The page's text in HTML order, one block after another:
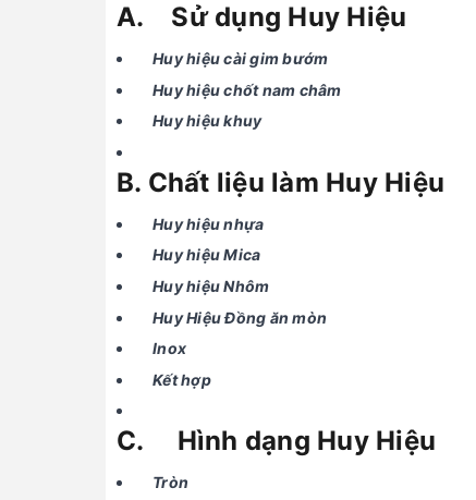
A. Sử dụng Huy Hiệu
Huy hiệu cài gim bướm
Huy hiệu chốt nam châm
Huy hiệu khuy
B. Chất liệu làm Huy Hiệu
Huy hiệu nhựa
Huy hiệu Mica
Huy hiệu Nhôm
Huy Hiệu Đồng ăn mòn
Inox
Kết hợp
C. Hình dạng Huy Hiệu
Tròn